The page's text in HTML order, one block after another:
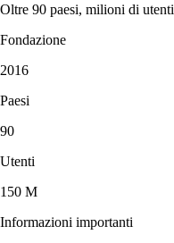
Oltre 90 paesi, milioni di utenti
Fondazione
2016
Paesi
90
Utenti
150 M
Informazioni importanti